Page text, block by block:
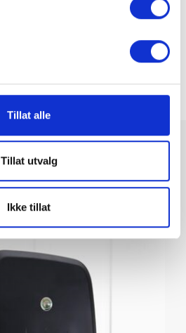
Tillat alle
Tillat utvalg
Ikke tillat